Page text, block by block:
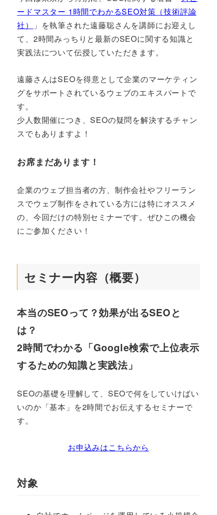
ードマスター 1時間でわかるSEO対策（技術評論
社）
」を執筆された遠藤聡さんを講師にお迎えし
て、2時間みっちりと最新のSEOに関する知識と
実践法について伝授していただきます。
遠藤さんはSEOを得意として企業のマーケティン
グをサポートされているウェブのエキスパートで
す。
少人数開催につき、SEOの疑問を解決するチャン
スでもありますよ！
お席まだあります！
企業のウェブ担当者の方、制作会社やフリーラン
スでウェブ制作をされている方には特にオススメ
の、今回だけの特別セミナーです。ぜひこの機会
にご参加ください！
セミナー内容（概要）
本当のSEOって？効果が出るSEOと
は？
2時間でわかる「Google検索で上位表示
するための知識と実践法」
SEOの基礎を理解して、SEOで何をしていけばい
いのか「基本」を2時間でお伝えするセミナーで
す。
お申込みはこちらから
対象